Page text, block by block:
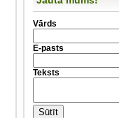
Vārds
E-pasts
Teksts
Sūtīt